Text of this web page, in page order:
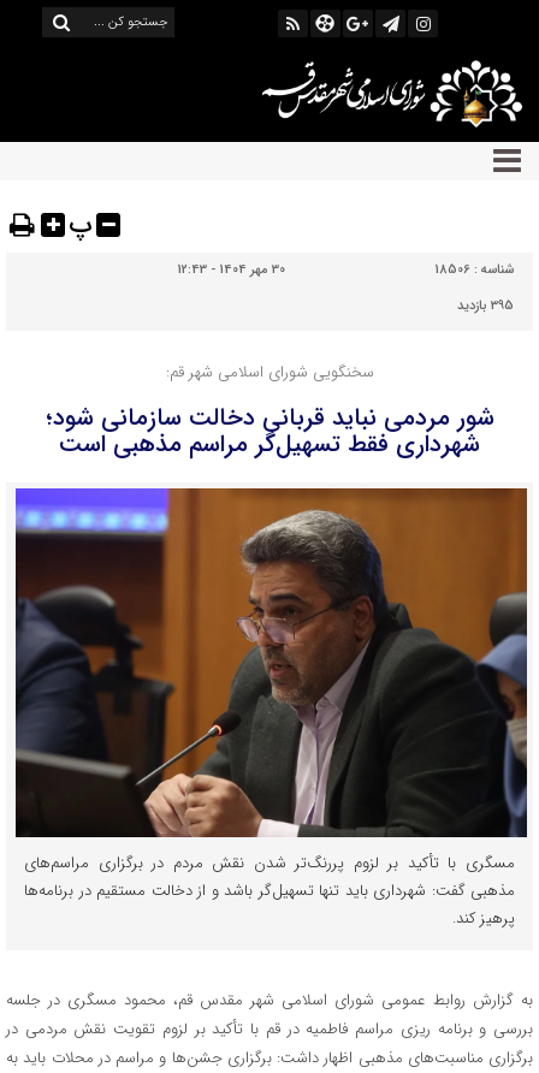
پ
شناسه : 18506
30 مهر 1404 - 12:43
395 بازدید
سخنگویی شورای اسلامی شهر قم:
شور مردمی نباید قربانی دخالت سازمانی شود؛
شهرداری فقط تسهیل‌گر مراسم مذهبی است
مسگری با تأکید بر لزوم پررنگ‌تر شدن نقش مردم در برگزاری مراسم‌های
مذهبی گفت: شهرداری باید تنها تسهیل‌گر باشد و از دخالت مستقیم در برنامه‌ها
پرهیز کند.
به گزارش روابط عمومی شورای اسلامی شهر مقدس قم، محمود مسگری در جلسه
بررسی و برنامه ریزی مراسم فاطمیه در قم با تأکید بر لزوم تقویت نقش مردمی در
برگزاری مناسبت‌های مذهبی اظهار داشت: برگزاری جشن‌ها و مراسم در محلات باید به